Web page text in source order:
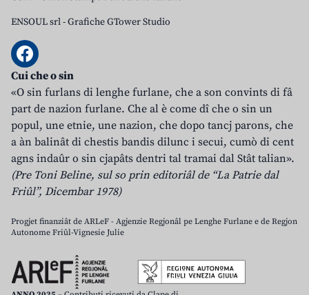
ENSOUL srl-Grafiche GTower Studio
Cui che o sin
«O sin furlans di lenghe furlane, che a son convints di fâ
part de nazion furlane. Che al è come dî che o sin un
popul, une etnie, une nazion, che dopo tancj parons, che
a àn balinât di chestis bandis dilunc i secui, cumò di cent
agns indaûr o sin cjapâts dentri tal tramai dal Stât talian».
(Pre Toni Beline, sul so prin editoriâl de “La Patrie dal
Friûl”, Dicembar 1978)
Progjet finanziât de ARLeF - Agjenzie Regjonâl pe Lenghe Furlane e de Regjon
Autonome Friûl-Vignesie Julie